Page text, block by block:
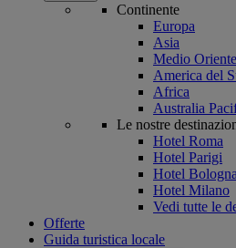
Continente
Europa
Asia
Medio Oriente
America del
Africa
Australia
Le nostre
Hotel Roma
Hotel Parigi
Hotel Bologna
Hotel Milano
Vedi tutte le
Offerte
Guida turistica locale